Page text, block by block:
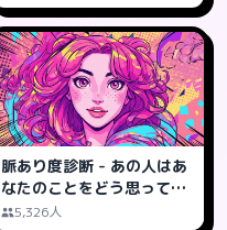
脈あり度診断 - あの人はあ
なたのことをどう思って
る？5,326人